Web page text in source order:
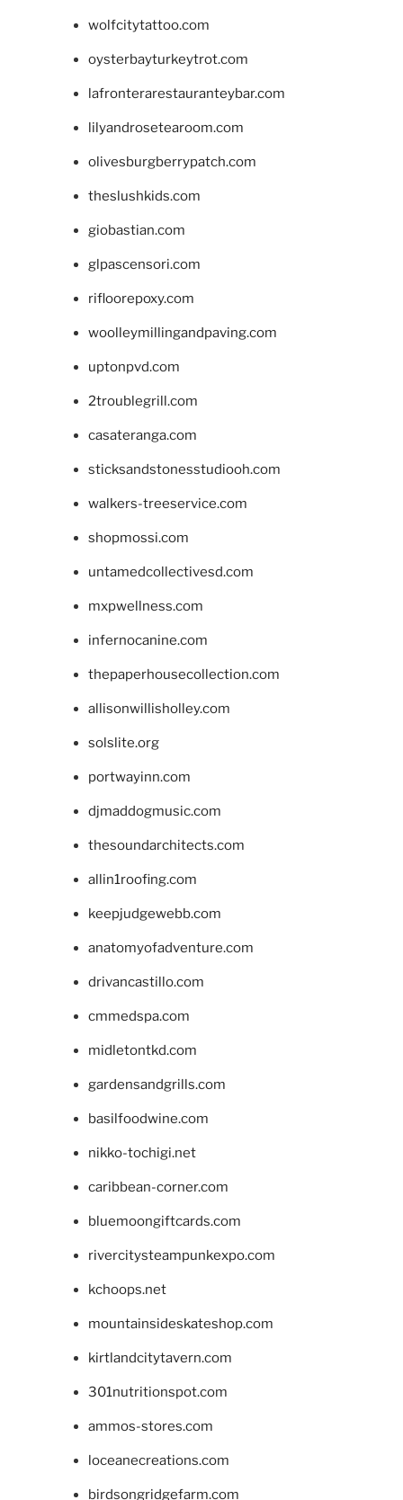
wolfcitytattoo.com
oysterbayturkeytrot.com
lafronterarestauranteybar.com
lilyandrosetearoom.com
olivesburgberrypatch.com
theslushkids.com
giobastian.com
glpascensori.com
rifloorepoxy.com
woolleymillingandpaving.com
uptonpvd.com
2troublegrill.com
casateranga.com
sticksandstonesstudiooh.com
walkers-treeservice.com
shopmossi.com
untamedcollectivesd.com
mxpwellness.com
infernocanine.com
thepaperhousecollection.com
allisonwillisholley.com
solslite.org
portwayinn.com
djmaddogmusic.com
thesoundarchitects.com
allin1roofing.com
keepjudgewebb.com
anatomyofadventure.com
drivancastillo.com
cmmedspa.com
midletontkd.com
gardensandgrills.com
basilfoodwine.com
nikko-tochigi.net
caribbean-corner.com
bluemoongiftcards.com
rivercitysteampunkexpo.com
kchoops.net
mountainsideskateshop.com
kirtlandcitytavern.com
301nutritionspot.com
ammos-stores.com
loceanecreations.com
birdsongridgefarm.com